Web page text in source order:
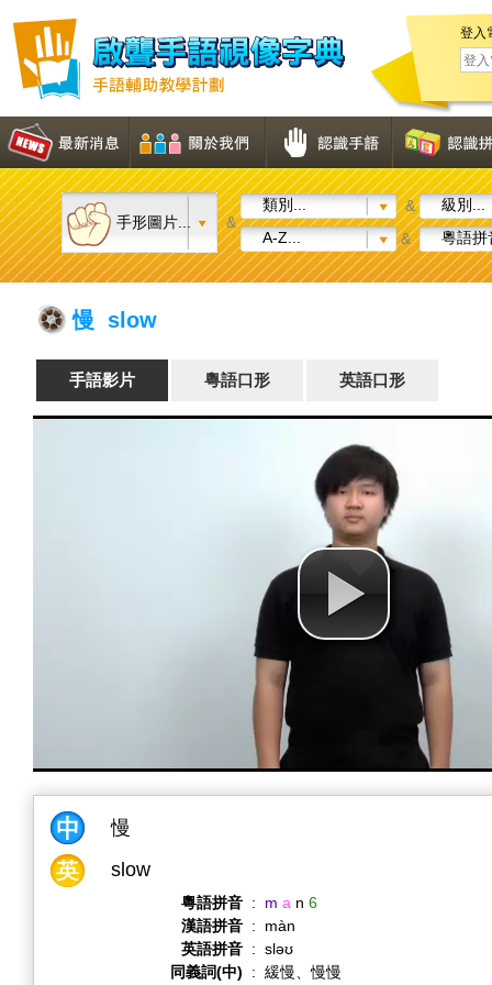
登入
手形圖片... &
類別... &
級別...
A-Z...
& 粵語拼
慢 slow
手語影片 粵語口形 英語口形
慢
slow
粵語拼音 : m a n 6
漢語拼音 :
màn
英語拼音 : sləʊ
同義詞(中)
: 緩慢、慢慢